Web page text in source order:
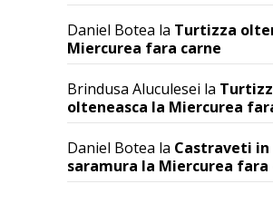
Daniel Botea la Turtizza
Miercurea fara carne
Brindusa Aluculesei la
olteneasca la Miercurea
Daniel Botea la Castraveti in
saramura la Miercurea fara